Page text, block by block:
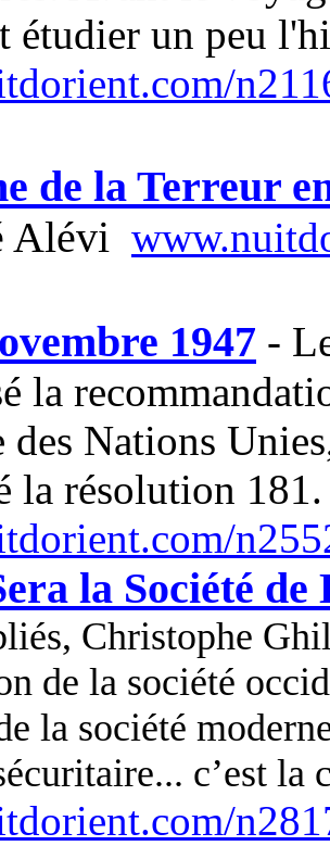
étudier un peu
de la Terreur
Alévi
1947 -
la
des Nations
la résolution 181.
la Société de
Christophe
de la société
la société
c’est la